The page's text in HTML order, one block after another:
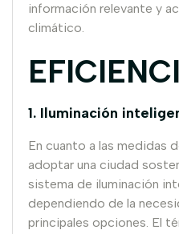
información relevante y
climático.
1. Iluminación
En cuanto a las medidas
adoptar una ciudad
sistema de iluminación
dependiendo de la
principales opciones. El